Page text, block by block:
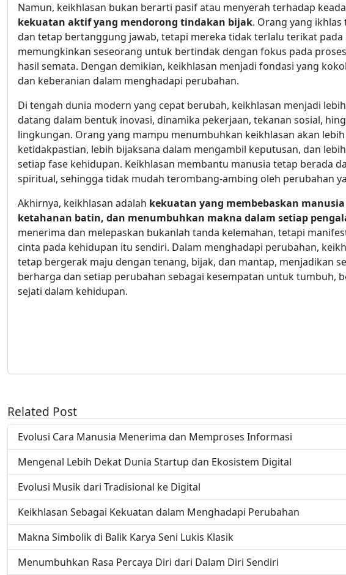
Namun, keikhlasan bukan berarti pasif atau menyerah terhadap
kekuatan aktif yang mendorong tindakan bijak. Orang yang
dan tetap bertanggung jawab, tetapi mereka tidak terlalu terikat pada
memungkinkan seseorang untuk bertindak dengan fokus pada
hasil semata. Dengan demikian, keikhlasan menjadi fondasi yang
dan keberanian dalam menghadapi perubahan.
Di tengah dunia modern yang cepat berubah, keikhlasan menjadi
datang dalam bentuk inovasi, dinamika pekerjaan, tekanan sosial,
lingkungan. Orang yang mampu menumbuhkan keikhlasan akan
ketidakpastian, lebih bijaksana dalam mengambil keputusan, dan
setiap fase kehidupan. Keikhlasan membantu manusia tetap berada
spiritual, sehingga tidak mudah terombang-ambing oleh perubahan
Akhirnya, keikhlasan adalah kekuatan yang membebaskan
ketahanan batin, dan menumbuhkan makna dalam setiap
menerima dan melepaskan bukanlah tanda kelemahan, tetapi
cinta pada kehidupan itu sendiri. Dalam menghadapi perubahan,
tetap bergerak maju dengan tenang, bijak, dan mantap, menjadikan
berharga dan setiap perubahan sebagai kesempatan untuk tumbuh,
sejati dalam kehidupan.
Related Post
Evolusi Cara Manusia Menerima dan Memproses Informasi
Mengenal Lebih Dekat Dunia Startup dan Ekosistem Digital
Evolusi Musik dari Tradisional ke Digital
Keikhlasan Sebagai Kekuatan dalam Menghadapi Perubahan
Makna Simbolik di Balik Karya Seni Lukis Klasik
Menumbuhkan Rasa Percaya Diri dari Dalam Diri Sendiri